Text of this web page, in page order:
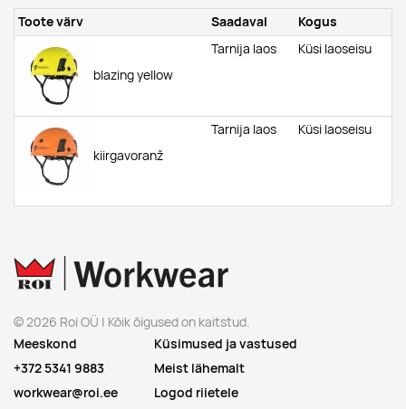
Toote värv Saadaval Kogus
blazing yellow
Tarnija laos Küsi laoseisu
kiirgavoranž
Tarnija laos Küsi laoseisu
© 2026 Roi OÜ | Kõik õigused on kaitstud.
Meeskond
+372 5341 9883
workwear@roi.ee
Küsimused ja vastused
Meist lähemalt
Logod riietele